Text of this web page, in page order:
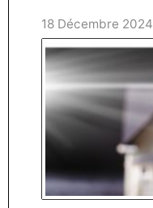
18 Décembre 2024